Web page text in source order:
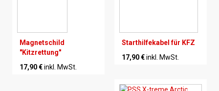
Magnetschild
"Kitzrettung"
17,90 €inkl. MwSt.
Starthilfekabel für KFZ
17,90 €inkl. MwSt.